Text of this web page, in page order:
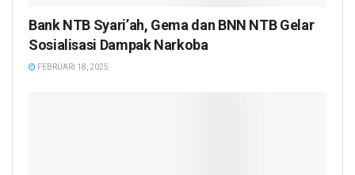
Bank NTB Syari’ah, Gema dan BNN NTB Gelar
Sosialisasi Dampak Narkoba
FEBRUARI 18, 2025